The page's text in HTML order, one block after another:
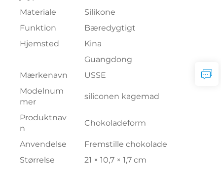
Materiale
Silikone
Funktion
Bæredygtigt
Hjemsted
Kina
Guangdong
Mærkenavn
USSE
Modelnum
mer
siliconen kagemad
Produktnav
n
Chokoladeform
Anvendelse
Fremstille chokolade
Størrelse
21 × 10,7 × 1,7 cm